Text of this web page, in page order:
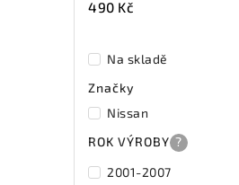
490 Kč
Na skladě
Značky
Nissan
ROK VÝROBY ?
2001-2007